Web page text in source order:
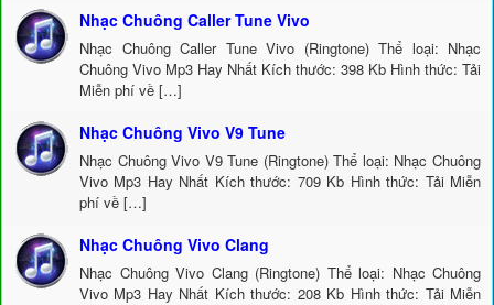
Nhạc Chuông Caller Tune Vivo
Nhạc Chuông Caller Tune Vivo (Ringtone) Thể loại: Nhạc
Chuông Vivo Mp3 Hay Nhất Kích thước: 398 Kb Hình thức: Tải
Miễn phí về […]
Nhạc Chuông Vivo V9 Tune
Nhạc Chuông Vivo V9 Tune (Ringtone) Thể loại: Nhạc Chuông
Vivo Mp3 Hay Nhất Kích thước: 709 Kb Hình thức: Tải Miễn
phí về […]
Nhạc Chuông Vivo Clang
Nhạc Chuông Vivo Clang (Ringtone) Thể loại: Nhạc Chuông
Vivo Mp3 Hay Nhất Kích thước: 208 Kb Hình thức: Tải Miễn